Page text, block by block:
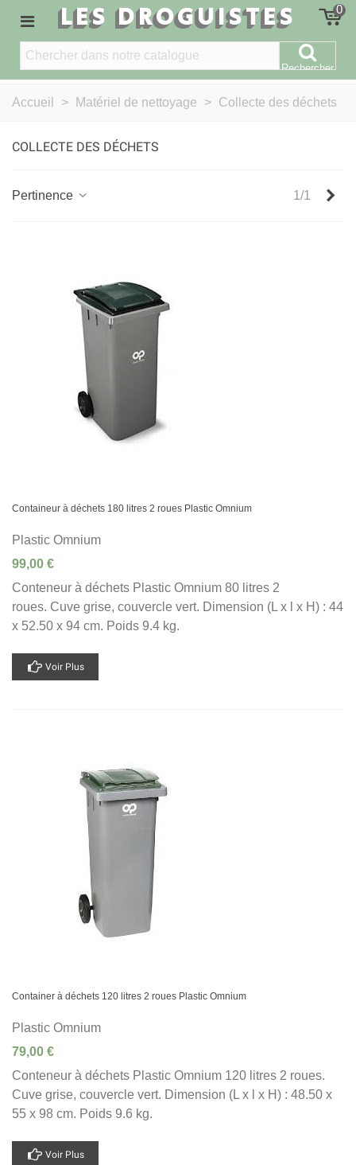
LES DROGUISTES 0
Rechercher
Accueil > Matériel de nettoyage > Collecte des déchets
COLLECTE DES DÉCHETS
Pertinence 1/1
Containeur à déchets 180 litres 2 roues Plastic Omnium
Plastic Omnium
99,00 €
Conteneur à déchets Plastic Omnium 80 litres 2
roues. Cuve grise, couvercle vert. Dimension (L x l x H) : 44
x 52.50 x 94 cm. Poids 9.4 kg.
Voir Plus
Container à déchets 120 litres 2 roues Plastic Omnium
Plastic Omnium
79,00 €
Conteneur à déchets Plastic Omnium 120 litres 2 roues.
Cuve grise, couvercle vert. Dimension (L x l x H) : 48.50 x
55 x 98 cm. Poids 9.6 kg.
Voir Plus